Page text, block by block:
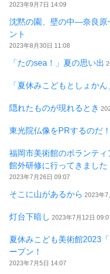
2023年9月7日 14:09
沈黙の園、壁の中—奈良原
ント
2023年8月30日 11:08
「たのsea！」夏の思い出
「夏休みこどもとしょか
隠れたものが現れるとき
東光院仏像をPRするのだ！
福岡市美術館のボランテ
館外研修に行ってきました
2023年7月26日 09:07
そこに山があるから 2023年7
灯台下暗し 2023年7月12日
夏休みこども美術館2023
ープン！
2023年7月5日 14:07